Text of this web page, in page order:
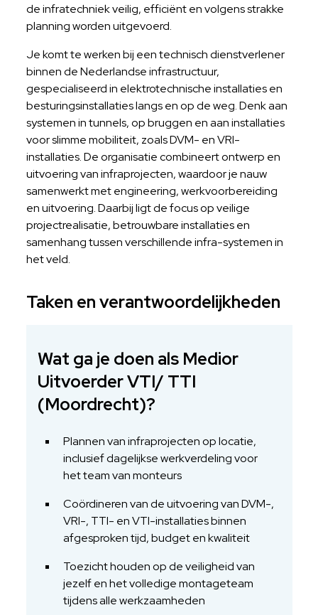
de infratechniek veilig, efficiënt en volgens strakke
planning worden uitgevoerd.
Je komt te werken bij een technisch dienstverlener
binnen de Nederlandse infrastructuur,
gespecialiseerd in elektrotechnische installaties en
besturingsinstallaties langs en op de weg. Denk aan
systemen in tunnels, op bruggen en aan installaties
voor slimme mobiliteit, zoals DVM- en VRI-
installaties. De organisatie combineert ontwerp en
uitvoering van infraprojecten, waardoor je nauw
samenwerkt met engineering, werkvoorbereiding
en uitvoering. Daarbij ligt de focus op veilige
projectrealisatie, betrouwbare installaties en
samenhang tussen verschillende infra-systemen in
het veld.
Taken en verantwoordelijkheden
Wat ga je doen als Medior
Uitvoerder VTI/ TTI
(Moordrecht)?
Plannen van infraprojecten op locatie,
inclusief dagelijkse werkverdeling voor
het team van monteurs
Coördineren van de uitvoering van DVM-,
VRI-, TTI- en VTI-installaties binnen
afgesproken tijd, budget en kwaliteit
Toezicht houden op de veiligheid van
jezelf en het volledige montageteam
tijdens alle werkzaamheden